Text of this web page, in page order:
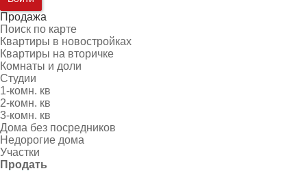
Продажа
Поиск по карте
Квартиры в новостройках
Квартиры на вторичке
Комнаты и доли
Студии
1-комн. кв
2-комн. кв
3-комн. кв
Дома без посредников
Недорогие дома
Участки
Продать